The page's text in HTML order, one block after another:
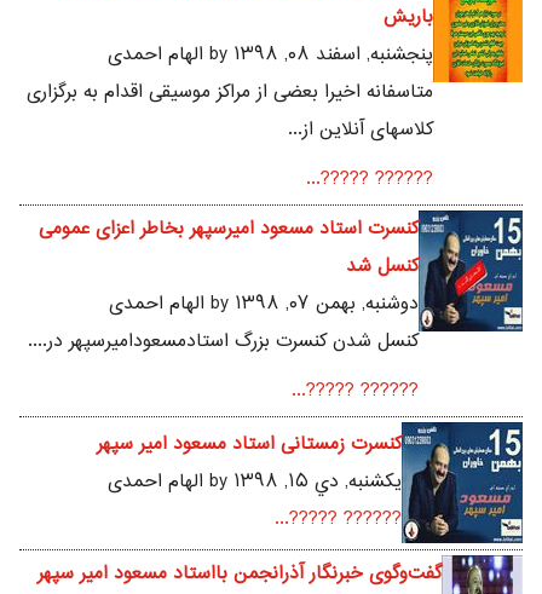
باریش
پنجشنبه, اسفند ۰۸, ۱۳۹۸ by الهام احمدی
متاسفانه اخیرا بعضی از مراکز موسیقی اقدام به برگزاری
کلاسهای آنلاین از...
?????? ?????...
کنسرت استاد مسعود امیرسپهر بخاطر اعزای عمومی
کنسل شد
دوشنبه, بهمن ۰۷, ۱۳۹۸ by الهام احمدی
کنسل شدن کنسرت بزرگ استادمسعودامیرسپهر در....
?????? ?????...
کنسرت زمستانی استاد مسعود امیر سپهر
يکشنبه, دي ۱۵, ۱۳۹۸ by الهام احمدی
?????? ?????...
گفت‌و‌گوی خبرنگار آذرانجمن بااستاد مسعود امیر سپهر